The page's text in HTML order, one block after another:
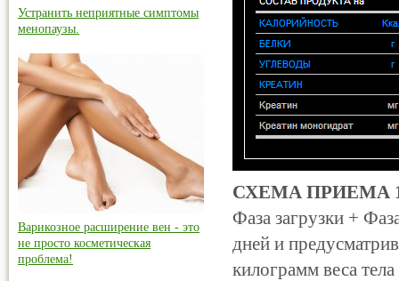
СХЕМА ПРИЕМА
Фаза загрузки +
дней и
килограмм веса
Устранить неприятные симптомы
менопаузы.
Варикозное расширение вен - это
не просто косметическая
проблема!